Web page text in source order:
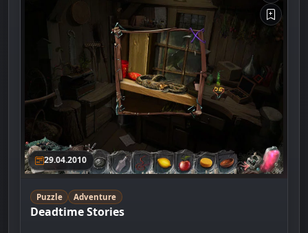
29.04.2010
Puzzle Adventure
Deadtime Stories